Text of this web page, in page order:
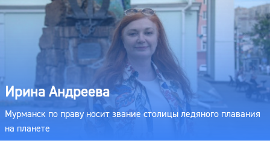
Ирина Андреева
Мурманск по праву носит звание столицы ледяного плавания
на планете